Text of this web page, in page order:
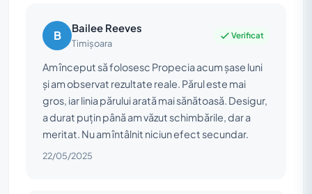
B Bailee Reeves
Timișoara
Verificat
Am început să folosesc Propecia acum șase luni
și am observat rezultate reale. Părul este mai
gros, iar linia părului arată mai sănătoasă. Desigur,
a durat puțin până am văzut schimbările, dar a
meritat. Nu am întâlnit niciun efect secundar.
22/05/2025